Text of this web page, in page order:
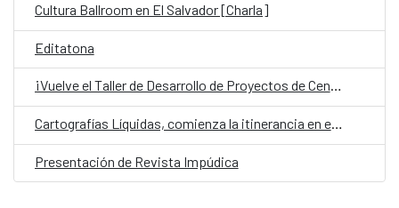
Cultura Ballroom en El Salvador [Charla]
Editatona
¡Vuelve el Taller de Desarrollo de Proyectos de Centroamérica y Caribe!
Cartografías Líquidas, comienza la itinerancia en el interior del país de la exposición sobre iniciativas medioambientales
Presentación de Revista Impúdica